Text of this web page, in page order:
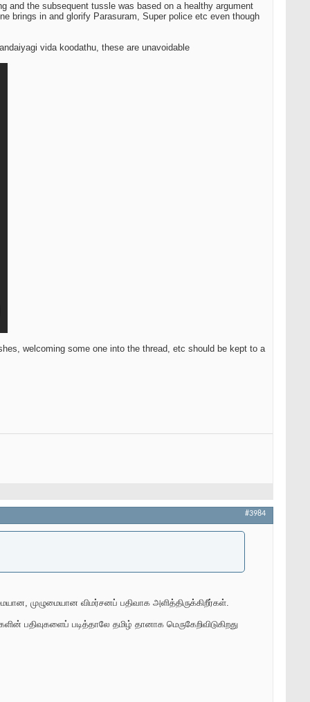
and the subsequent tussle was based on a healthy argument
brings in and glorify Parasuram, Super police etc even though
vida koodathu, these are unavoidable
welcoming some one into the thread, etc should be kept to a
#3984
முழுமையான விமர்சனப் பதிவாக அளித்திருக்கிறீர்கள்.
பதிவுகளைப் படித்தாலே தமிழ் தானாக மெருகேறிவிடுகிறது